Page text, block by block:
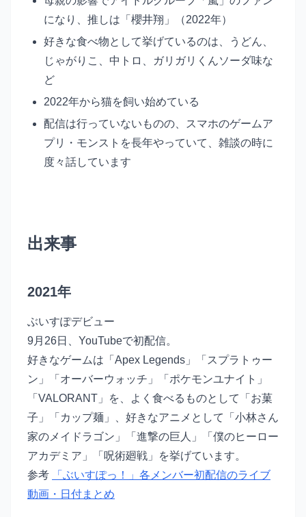
になり、推しは「櫻井翔」（2022年）
好きな食べ物として挙げているのは、うどん、
じゃがりこ、中トロ、ガリガリくんソーダ味な
ど
2022年から猫を飼い始めている
配信は行っていないものの、スマホのゲームア
プリ・モンストを長年やっていて、雑談の時に
度々話しています
出来事
2021年
ぶいすぽデビュー
9月26日、YouTubeで初配信。
好きなゲームは「Apex Legends」「スプラトゥー
ン」「オーバーウォッチ」「ポケモンユナイト」
「VALORANT」を、よく食べるものとして「お菓
子」「カップ麺」、好きなアニメとして「小林さん
家のメイドラゴン」「進撃の巨人」「僕のヒーロー
アカデミア」「呪術廻戦」を挙げています。
参考
「ぶいすぽっ！」各メンバー初配信のライブ
動画・日付まとめ